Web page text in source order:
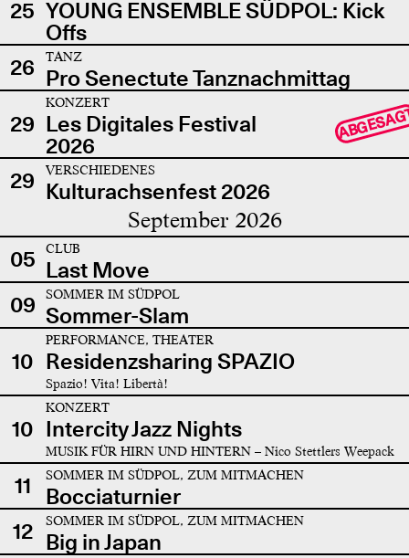
25 YOUNG ENSEMBLE SÜDPOL: Kick
Offs
26
TANZ
Pro Senectute Tanznachmittag
29
KONZERT
Les Digitales Festival
2026
29 VERSCHIEDENES
Kulturachsenfest 2026
September 2026
05 CLUB
Last Move
09
SOMMER IM SÜDPOL
Sommer-Slam
10
PERFORMANCE, THEATER
Residenzsharing SPAZIO
Spazio! Vita! Libertà!
10
KONZERT
Intercity Jazz Nights
MUSIK FÜR HIRN UND HINTERN – Nico Stettlers Weepack
11 SOMMER IM SÜDPOL, ZUM MITMACHEN
Bocciaturnier
12
SOMMER IM SÜDPOL, ZUM MITMACHEN
Big in Japan